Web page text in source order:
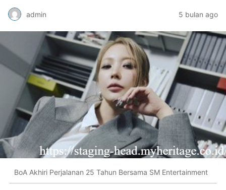
admin 5 bulan ago
BoA Akhiri Perjalanan 25 Tahun Bersama SM Entertainment